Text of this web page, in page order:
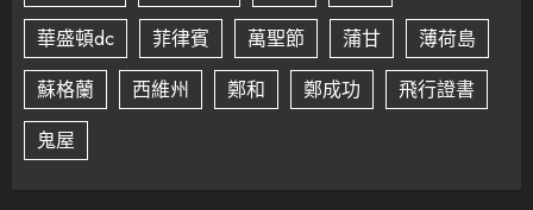
華盛頓dc
菲律賓 萬聖節 蒲甘
薄荷島
蘇格蘭
西維州 鄭和 鄭成功
飛行證書
鬼屋